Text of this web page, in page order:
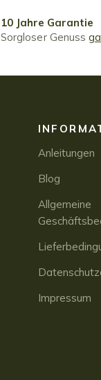
10 Jahre Garantie
Sorgloser Genuss
Anleitungen
Blog
Allgemeine
Impressum